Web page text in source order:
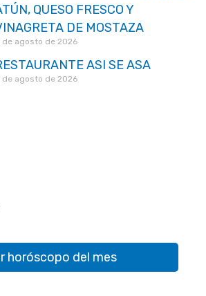
QUESO FRESCO Y
DE MOSTAZA
de agosto de 2026
ASI SE ASA
de agosto de 2026
horóscopo del mes